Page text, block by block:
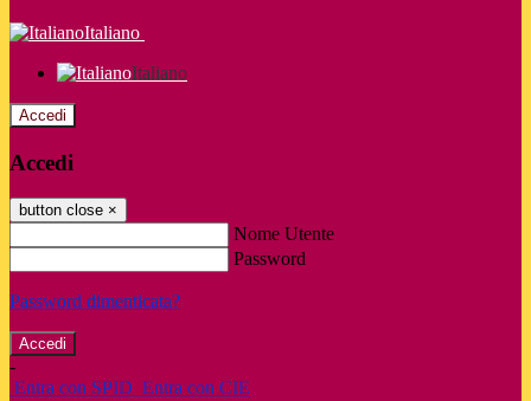
Italiano
Italiano
Accedi
Accedi
button close ×
Nome Utente
Password
Password dimenticata?
-
Entra con SPID Entra con CIE